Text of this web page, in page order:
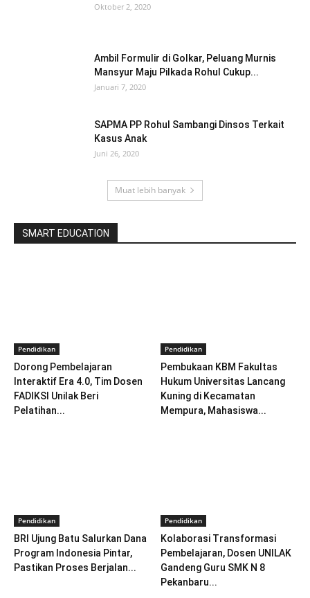
Oktober 2, 2020
Ambil Formulir di Golkar, Peluang Murnis
Mansyur Maju Pilkada Rohul Cukup...
Januari 7, 2020
SAPMA PP Rohul Sambangi Dinsos Terkait
Kasus Anak
Juni 26, 2020
Muat lebih banyak
SMART EDUCATION
Pendidikan
Dorong Pembelajaran
Interaktif Era 4.0, Tim Dosen
FADIKSI Unilak Beri
Pelatihan...
Pendidikan
Pembukaan KBM Fakultas
Hukum Universitas Lancang
Kuning di Kecamatan
Mempura, Mahasiswa...
Pendidikan
BRI Ujung Batu Salurkan Dana
Program Indonesia Pintar,
Pastikan Proses Berjalan...
Pendidikan
Kolaborasi Transformasi
Pembelajaran, Dosen UNILAK
Gandeng Guru SMK N 8
Pekanbaru...